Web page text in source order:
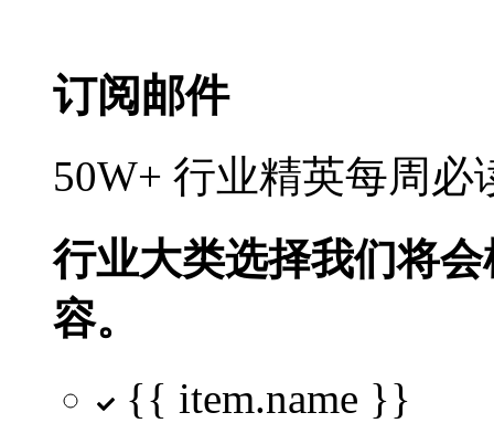
订阅邮件
50W+ 行业精英每周
行业大类选择我们将
容。
{{ item.name }}